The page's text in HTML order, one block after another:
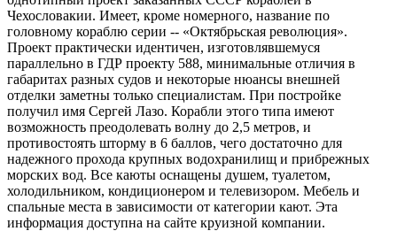
Чехословакии. Имеет, кроме номерного, название по
головному кораблю серии -- «Октябрьская революция».
Проект практически идентичен, изготовлявшемуся
параллельно в ГДР проекту 588, минимальные отличия в
габаритах разных судов и некоторые нюансы внешней
отделки заметны только специалистам. При постройке
получил имя Сергей Лазо. Корабли этого типа имеют
возможность преодолевать волну до 2,5 метров, и
противостоять шторму в 6 баллов, чего достаточно для
надежного прохода крупных водохранилищ и прибрежных
морских вод. Все каюты оснащены душем, туалетом,
холодильником, кондиционером и телевизором. Мебель и
спальные места в зависимости от категории кают. Эта
информация доступна на сайте круизной компании.